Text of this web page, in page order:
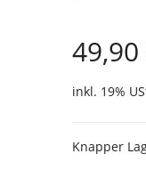
49,90
inkl. 19%
Knapper